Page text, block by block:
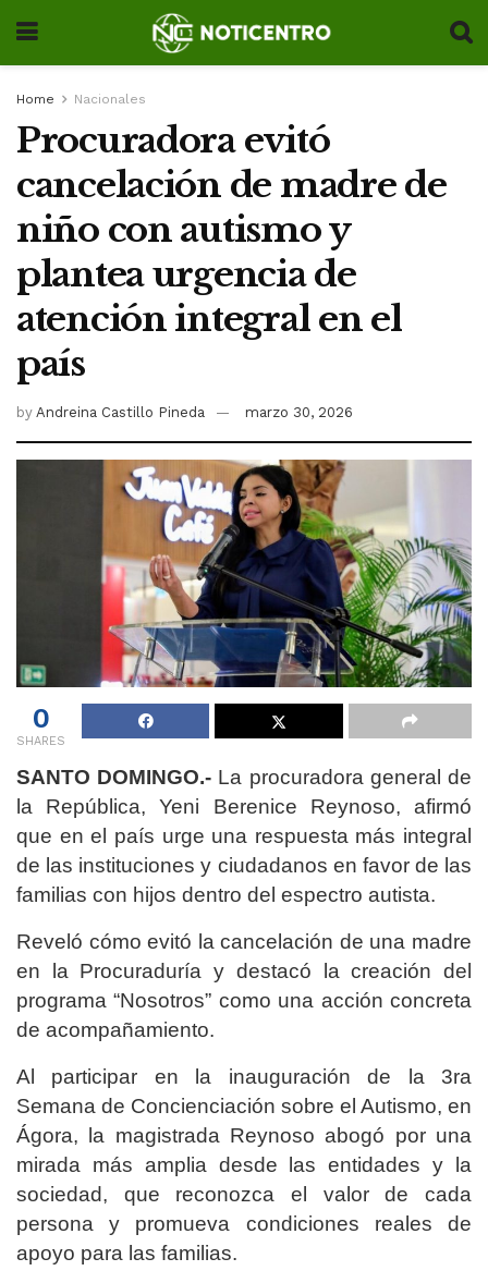
Home Nacionales
Procuradora evitó
cancelación de madre de
niño con autismo y
plantea urgencia de
atención integral en el
país
by Andreina Castillo Pineda marzo 30, 2026
0
SHARES
SANTO DOMINGO.- La procuradora general de
la República, Yeni Berenice Reynoso, afirmó
que en el país urge una respuesta más integral
de las instituciones y ciudadanos en favor de las
familias con hijos dentro del espectro autista.
Reveló cómo evitó la cancelación de una madre
en la Procuraduría y destacó la creación del
programa “Nosotros” como una acción concreta
de acompañamiento.
Al participar en la inauguración de la 3ra
Semana de Concienciación sobre el Autismo, en
Ágora, la magistrada Reynoso abogó por una
mirada más amplia desde las entidades y la
sociedad, que reconozca el valor de cada
persona y promueva condiciones reales de
apoyo para las familias.